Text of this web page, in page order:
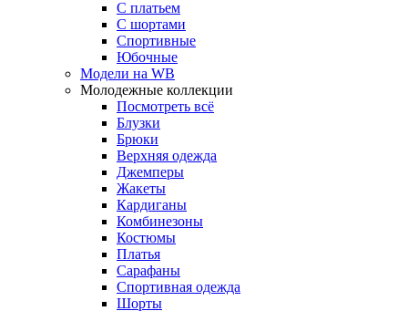
С платьем
С шортами
Спортивные
Юбочные
Модели на WB
Молодежные коллекции
Посмотреть всё
Блузки
Брюки
Верхняя одежда
Джемперы
Жакеты
Кардиганы
Комбинезоны
Костюмы
Платья
Сарафаны
Спортивная одежда
Шорты